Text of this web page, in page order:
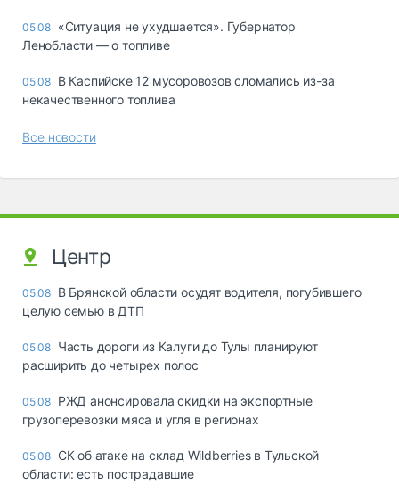
05.08 «Ситуация не ухудшается». Губернатор
Ленобласти — о топливе
05.08 В Каспийске 12 мусоровозов сломались из-за
некачественного топлива
Все новости
Центр
05.08 В Брянской области осудят водителя, погубившего
целую семью в ДТП
05.08 Часть дороги из Калуги до Тулы планируют
расширить до четырех полос
05.08 РЖД анонсировала скидки на экспортные
грузоперевозки мяса и угля в регионах
05.08 СК об атаке на склад Wildberries в Тульской
области: есть пострадавшие